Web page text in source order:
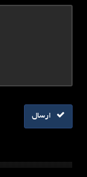
ارسال